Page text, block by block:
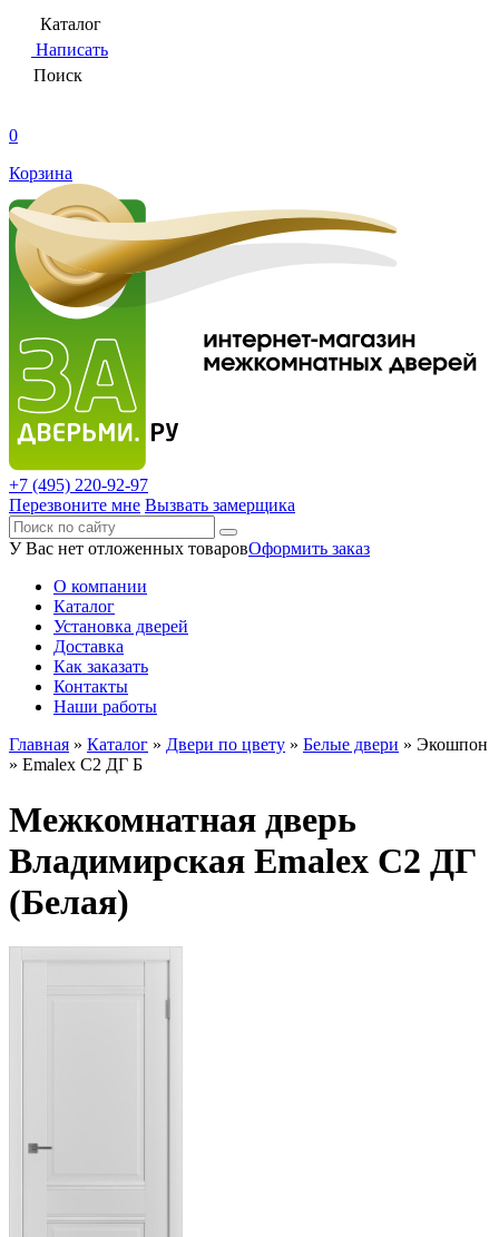
Каталог
Написать
Поиск
0
Корзина
+7 (495) 220-92-97
Перезвоните мне Вызвать замерщика
У Вас нет отложенных товаровОформить заказ
О компании
Каталог
Установка дверей
Доставка
Как заказать
Контакты
Наши работы
Главная » Каталог » Двери по цвету » Белые двери » Экошпон
» Emalex C2 ДГ Б
Межкомнатная дверь
Владимирская Emalex C2 ДГ
(Белая)